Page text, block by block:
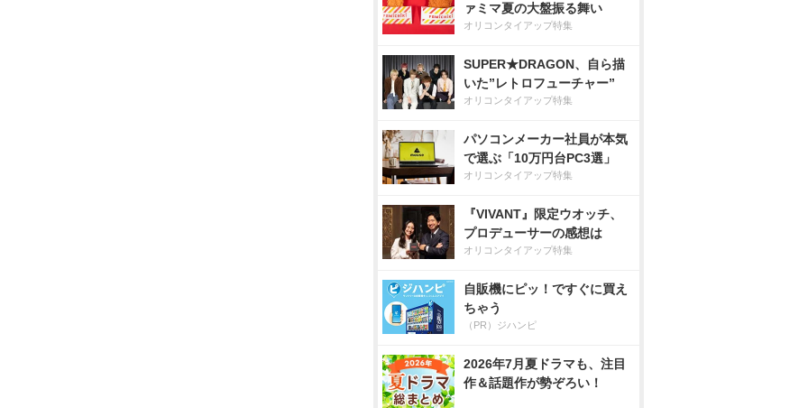
ァミマ夏の大盤振る舞い
オリコンタイアップ特集
SUPER★DRAGON、自ら描
いた”レトロフューチャー”
オリコンタイアップ特集
パソコンメーカー社員が本気
で選ぶ「10万円台PC3選」
オリコンタイアップ特集
『VIVANT』限定ウオッチ、
プロデューサーの感想は
オリコンタイアップ特集
自販機にピッ！ですぐに買え
ちゃう
（PR）ジハンピ
2026年7月夏ドラマも、注目
作＆話題作が勢ぞろい！